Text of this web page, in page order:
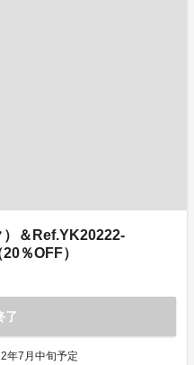
＆Ref.YK20222-
％OFF）
了
年7月中旬予定